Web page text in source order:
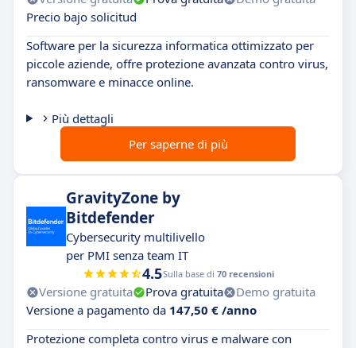
Precio bajo solicitud
Software per la sicurezza informatica ottimizzato per
piccole aziende, offre protezione avanzata contro virus,
ransomware e minacce online.
Più dettagli
Per saperne di più
GravityZone by
Bitdefender
Cybersecurity multilivello
per PMI senza team IT
4.5Sulla base di 70 recensioni
Versione gratuita Prova gratuita
Demo gratuita
Versione a pagamento da 147,50 € /anno
Protezione completa contro virus e malware con